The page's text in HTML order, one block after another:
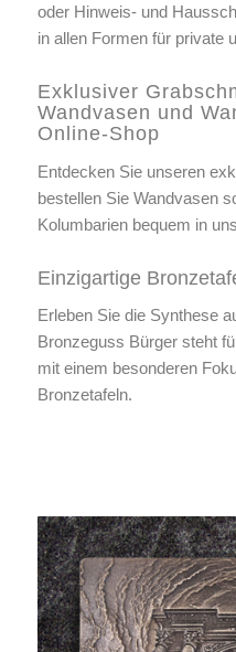
oder Hinweis- und
in allen Formen für private
Exklusiver
Wandvasen und
Online-Shop
Entdecken Sie unseren
bestellen Sie Wandvasen
Kolumbarien bequem in
Einzigartige
Erleben Sie die Synthese
Bronzeguss Bürger steht
mit einem besonderen
Bronzetafeln.